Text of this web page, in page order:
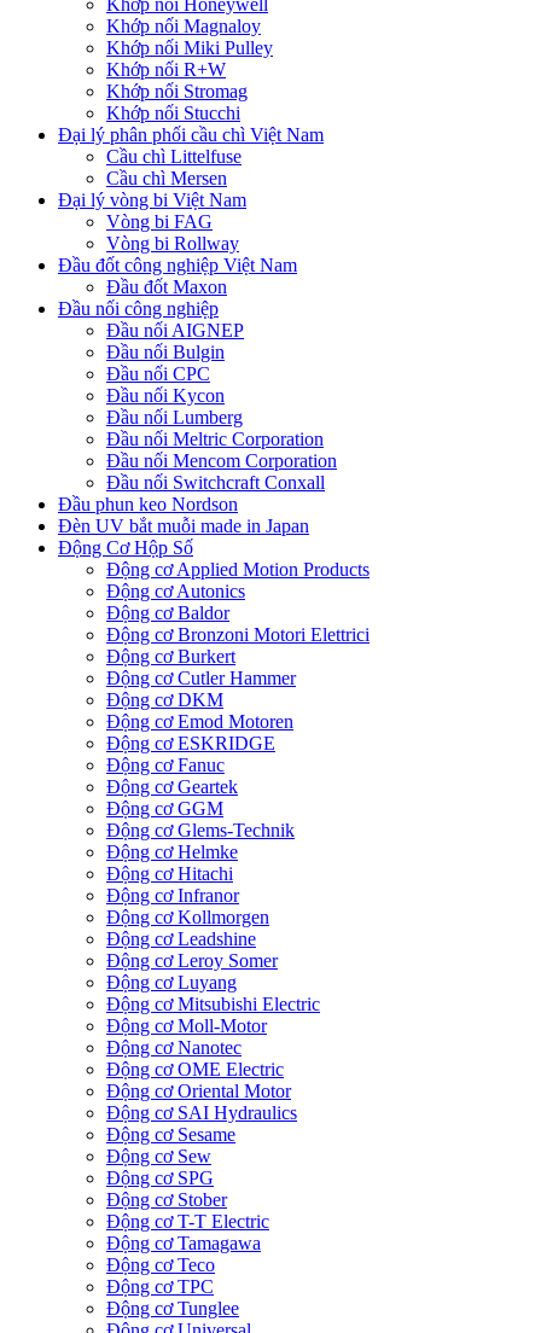
Khớp nối Magnaloy
Khớp nối Miki Pulley
Khớp nối R+W
Khớp nối Stromag
Khớp nối Stucchi
Đại lý phân phối cầu chì Việt Nam
Cầu chì Littelfuse
Cầu chì Mersen
Đại lý vòng bi Việt Nam
Vòng bi FAG
Vòng bi Rollway
Đầu đốt công nghiệp Việt Nam
Đầu đốt Maxon
Đầu nối công nghiệp
Đầu nối AIGNEP
Đầu nối Bulgin
Đầu nối CPC
Đầu nối Kycon
Đầu nối Lumberg
Đầu nối Meltric Corporation
Đầu nối Mencom Corporation
Đầu nối Switchcraft Conxall
Đầu phun keo Nordson
Đèn UV bắt muỗi made in Japan
Động Cơ Hộp Số
Động cơ Applied Motion Products
Động cơ Autonics
Động cơ Baldor
Động cơ Bronzoni Motori Elettrici
Động cơ Burkert
Động cơ Cutler Hammer
Động cơ DKM
Động cơ Emod Motoren
Động cơ ESKRIDGE
Động cơ Fanuc
Động cơ Geartek
Động cơ GGM
Động cơ Glems-Technik
Động cơ Helmke
Động cơ Hitachi
Động cơ Infranor
Động cơ Kollmorgen
Động cơ Leadshine
Động cơ Leroy Somer
Động cơ Luyang
Động cơ Mitsubishi Electric
Động cơ Moll-Motor
Động cơ Nanotec
Động cơ OME Electric
Động cơ Oriental Motor
Động cơ SAI Hydraulics
Động cơ Sesame
Động cơ Sew
Động cơ SPG
Động cơ Stober
Động cơ T-T Electric
Động cơ Tamagawa
Động cơ Teco
Động cơ TPC
Động cơ Tunglee